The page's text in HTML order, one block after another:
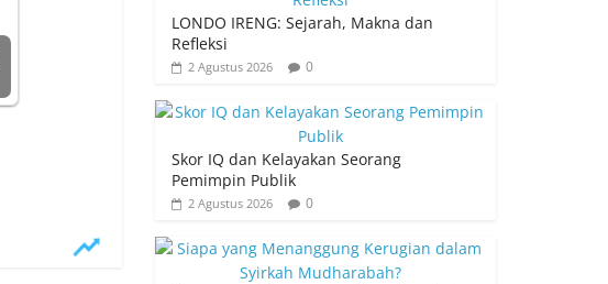
LONDO IRENG: Sejarah, Makna dan
Refleksi
2 Agustus 2026 0
Skor IQ dan Kelayakan Seorang
Pemimpin Publik
2 Agustus 2026 0